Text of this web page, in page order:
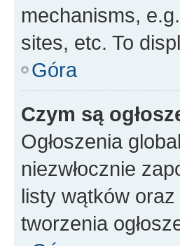
mechanisms,
sites, etc. To
Góra
Czym są
Ogłoszenia
niezwłocznie
listy wątków
tworzenia